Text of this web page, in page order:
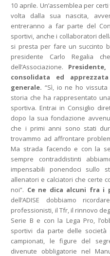
10 aprile. Un’assemblea per
volta dalla sua nascita,
entreranno a far parte del
sportivi, anche i collaboratori
si presta per fare un succinto
presidente Carlo Regalia
dell’Associazione.
consolidata ed
generale. “Sì, io ne ho
storia che ha rappresentato
sportiva. Entrai in Consiglio
dopo la sua fondazione
che i primi anni sono stati
trovammo ad affrontare
Ma strada facendo e con la
sempre contraddistinti
impensabili ponendoci sullo
allenatori e calciatori che certe
noi”. Ce ne dica alcuni fra i
dell’ADISE dobbiamo
professionisti, il Tfr, il rinnovo
Serie B e con la Lega Pro,
sportivi da parte delle società
campionati, le figure del
divenute obbligatorie nel